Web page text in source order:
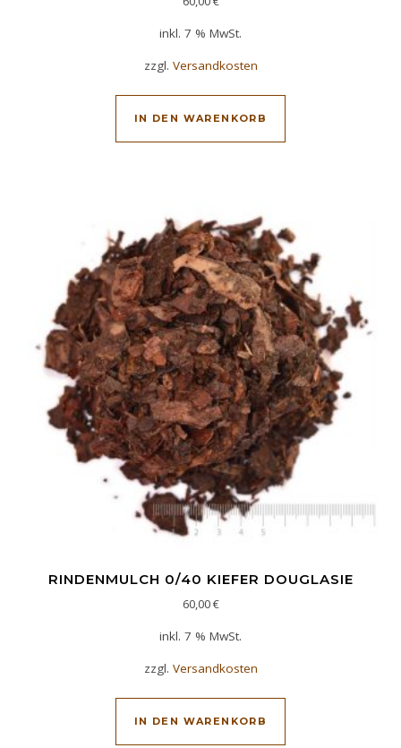
inkl. 7 % MwSt.
zzgl. Versandkosten
IN DEN WARENKORB
RINDENMULCH 0/40 KIEFER DOUGLASIE
60,00€
inkl. 7 % MwSt.
zzgl. Versandkosten
IN DEN WARENKORB